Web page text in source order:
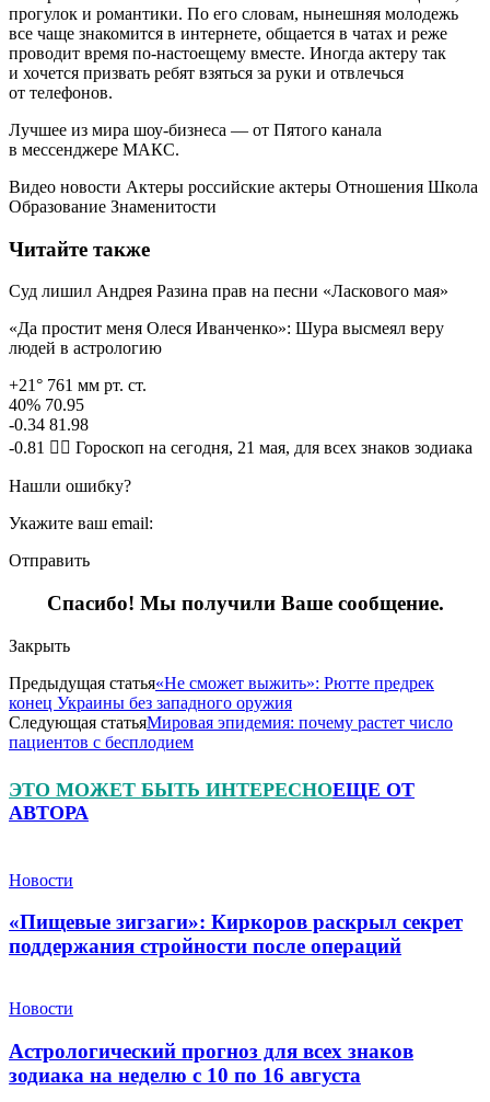
прогулок и романтики. По его словам, нынешняя молодежь
все чаще знакомится в интернете, общается в чатах и реже
проводит время по-настоещему вместе. Иногда актеру так
и хочется призвать ребят взяться за руки и отвлечься
от телефонов.
Лучшее из мира шоу-бизнеса — от Пятого канала
в мессенджере МАКС.
Видео новости Актеры российские актеры Отношения Школа
Образование Знаменитости
Читайте также
Суд лишил Андрея Разина прав на песни «Ласкового мая»
«Да простит меня Олеся Иванченко»: Шура высмеял веру
людей в астрологию
+21° 761 мм рт. ст.
40% 70.95
-0.34 81.98
-0.81 🧙‍♀ Гороскоп на сегодня, 21 мая, для всех знаков зодиака
Нашли ошибку?
Укажите ваш email:
Отправить
Спасибо! Мы получили Ваше сообщение.
Закрыть
Предыдущая статья«Не сможет выжить»: Рютте предрек
конец Украины без западного оружия
Следующая статьяМировая эпидемия: почему растет число
пациентов с бесплодием
ЭТО МОЖЕТ БЫТЬ ИНТЕРЕСНОЕЩЕ ОТ
АВТОРА
Новости
«Пищевые зигзаги»: Киркоров раскрыл секрет
поддержания стройности после операций
Новости
Астрологический прогноз для всех знаков
зодиака на неделю с 10 по 16 августа